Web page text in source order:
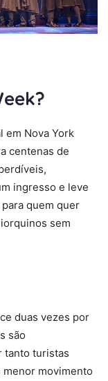
em Nova York
centenas de
ingresso e leve
quem quer
sem
duas vezes por
são
tanto turistas
movimento